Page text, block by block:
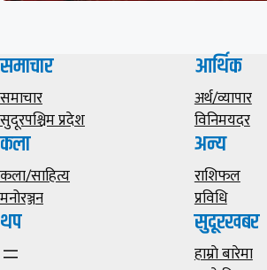
समाचार
समाचार
सुदूरपश्चिम प्रदेश
आर्थिक
अर्थ/व्यापार
विनिमयदर
कला
कला/साहित्य
मनोरञ्जन
अन्य
राशिफल
प्रविधि
थप सुदूरखबर
हाम्राे बारेमा